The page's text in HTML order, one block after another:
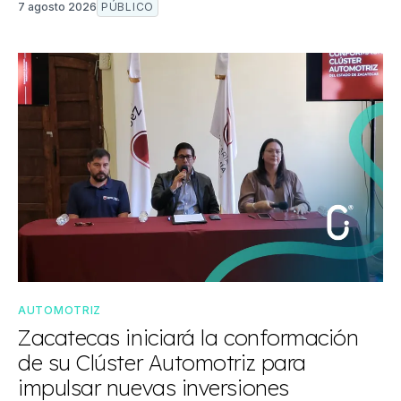
7 agosto 2026 PÚBLICO
AUTOMOTRIZ
Zacatecas iniciará la conformación
de su Clúster Automotriz para
impulsar nuevas inversiones